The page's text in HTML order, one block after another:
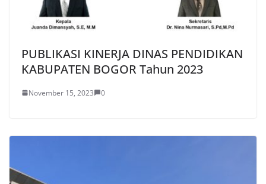
PUBLIKASI KINERJA DINAS PENDIDIKAN
KABUPATEN BOGOR Tahun 2023
November 15, 2023 0